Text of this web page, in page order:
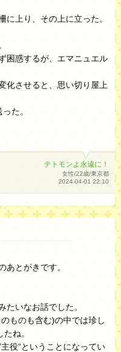
に上り、その上に立った。
困惑するが、エマニュエル
化させると、思い切り屋上
た。
テトモンよ永遠に！
女性/22歳/東京都
2024-04-01 22:10
あとがきです。
たいなお話でした。
ものも含む)の中では珍し
ね。
役“ということになってい